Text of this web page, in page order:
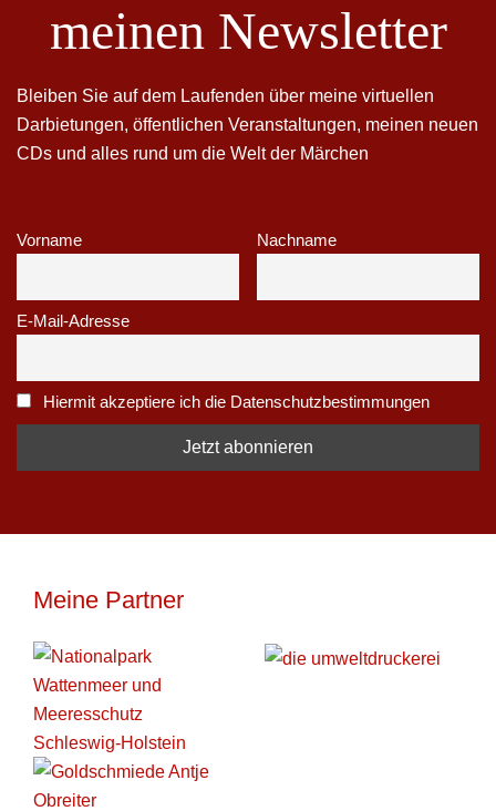
meinen Newsletter
Bleiben Sie auf dem Laufenden über meine virtuellen
Darbietungen, öffentlichen Veranstaltungen, meinen neuen
CDs und alles rund um die Welt der Märchen
Vorname Nachname
E-Mail-Adresse
Hiermit akzeptiere ich die Datenschutzbestimmungen
Meine Partner